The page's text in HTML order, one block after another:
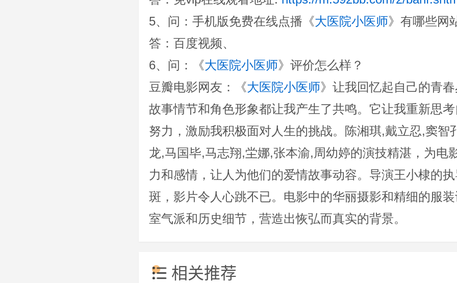
5、问：手机版免费在线点播《大医院小医师》有哪些网
答：百度视频、
6、问：《大医院小医师》评价怎么样？
豆瓣电影网友：《大医院小医师》让我回忆起自己的青
故事情节和角色形象都让我产生了共鸣。它让我重新思
努力，激励我积极面对人生的挑战。陈湘琪,戴立忍,窦智
龙,马国毕,马志翔,坣娜,张本渝,周幼婷的演技精湛，为电
力和感情，让人为他们的爱情故事动容。导演王小棣的
斑，影片令人心跳不已。电影中的华丽摄影和精细的服
室气派和历史细节，营造出恢弘而真实的背景。
相关推荐